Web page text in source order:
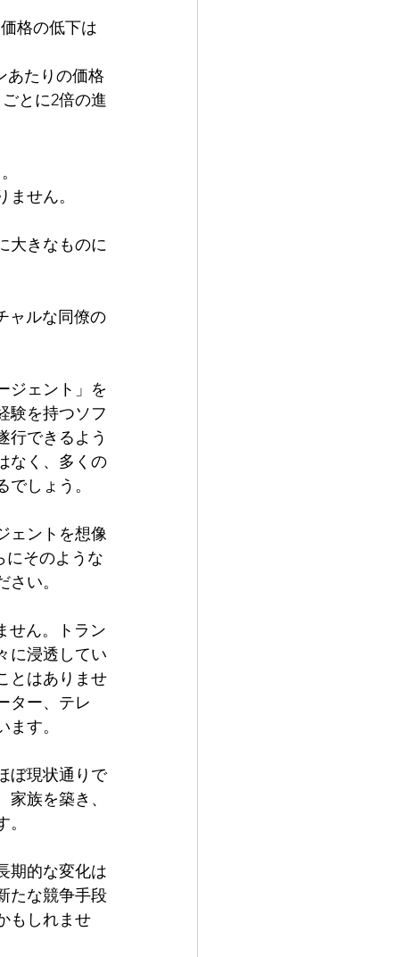
格の低下は
あたりの価格
とに2倍の進
せん。
大きなものに
ャルな同僚の
ジェント」を
験を持つソフ
行できるよう
なく、多くの
しょう。
ェントを想像
にそのような
い。
せん。トラン
に浸透してい
とはありませ
ター、テレ
す。
ぼ現状通りで
族を築き、
期的な変化は
たな競争手段
もしれませ